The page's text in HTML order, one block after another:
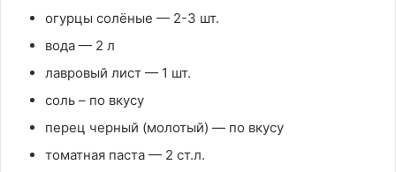
огурцы солёные — 2-3 шт.
вода — 2 л
лавровый лист — 1 шт.
соль – по вкусу
перец черный (молотый) — по вкусу
томатная паста — 2 ст.л.